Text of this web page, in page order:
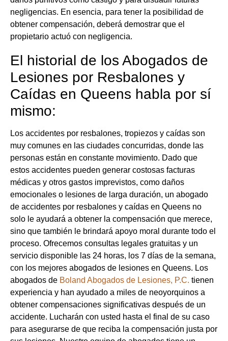
negligencias. En esencia, para tener la posibilidad de
obtener compensación, deberá demostrar que el
propietario actuó con negligencia.
El historial de los Abogados de
Lesiones por Resbalones y
Caídas en Queens habla por sí
mismo:
Los accidentes por resbalones, tropiezos y caídas son
muy comunes en las ciudades concurridas, donde las
personas están en constante movimiento. Dado que
estos accidentes pueden generar costosas facturas
médicas y otros gastos imprevistos, como daños
emocionales o lesiones de larga duración, un abogado
de accidentes por resbalones y caídas en Queens no
solo le ayudará a obtener la compensación que merece,
sino que también le brindará apoyo moral durante todo el
proceso. Ofrecemos consultas legales gratuitas y un
servicio disponible las 24 horas, los 7 días de la semana,
con los mejores abogados de lesiones en Queens. Los
abogados de Boland Abogados de Lesiones, P.C. tienen
experiencia y han ayudado a miles de neoyorquinos a
obtener compensaciones significativas después de un
accidente. Lucharán con usted hasta el final de su caso
para asegurarse de que reciba la compensación justa por